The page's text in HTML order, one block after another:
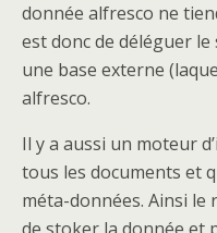
donnée alfresco ne
est donc de déléguer
une base externe
alfresco.
Il y a aussi un moteur
tous les documents et
méta-données. Ainsi le